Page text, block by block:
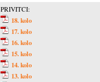
PRIVITCI:
18. kolo
17. kolo
16. kolo
15. kolo
14. kolo
13. kolo